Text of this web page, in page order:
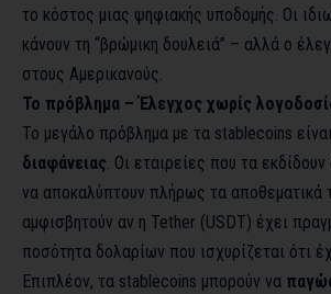
το κόστος μιας ψηφιακής υποδομής. Οι
κάνουν τη “βρώμικη δουλειά” – αλλά ο
στους Αμερικανούς.
Το πρόβλημα – Έλεγχος χωρίς
Το μεγάλο πρόβλημα με τα stablecoins
διαφάνειας. Οι εταιρείες που τα
να αποκαλύπτουν πλήρως τα αποθεματικά
αμφισβητούν αν η Tether (USDT) έχει
ποσότητα δολαρίων που ισχυρίζεται ότι
Επιπλέον, τα stablecoins μπορούν να